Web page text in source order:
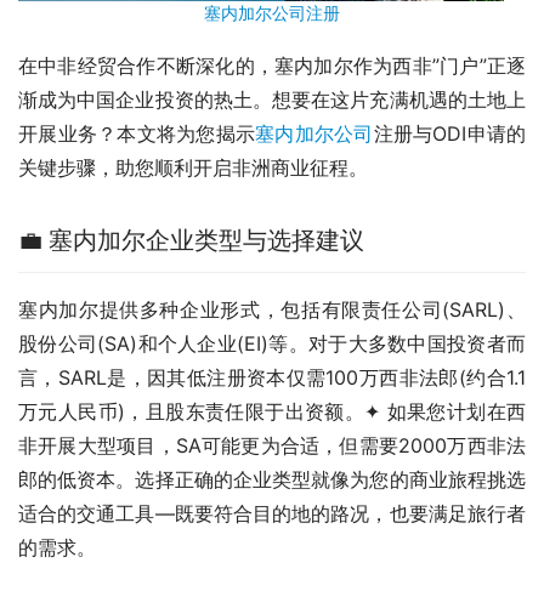
塞内加尔公司注册
在中非经贸合作不断深化的，塞内加尔作为西非”门户”正逐
渐成为中国企业投资的热土。想要在这片充满机遇的土地上
开展业务？本文将为您揭示塞内加尔公司注册与ODI申请的
关键步骤，助您顺利开启非洲商业征程。
💼 塞内加尔企业类型与选择建议
塞内加尔提供多种企业形式，包括有限责任公司(SARL)、
股份公司(SA)和个人企业(EI)等。对于大多数中国投资者而
言，SARL是，因其低注册资本仅需100万西非法郎(约合1.1
万元人民币)，且股东责任限于出资额。✦ 如果您计划在西
非开展大型项目，SA可能更为合适，但需要2000万西非法
郎的低资本。选择正确的企业类型就像为您的商业旅程挑选
适合的交通工具—既要符合目的地的路况，也要满足旅行者
的需求。